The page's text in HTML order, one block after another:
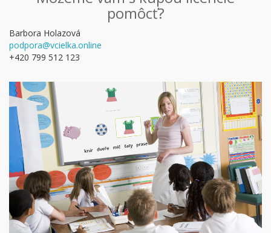
pomôcť?
Barbora Holazová
podpora@vcielka.online
+420 799 512 123